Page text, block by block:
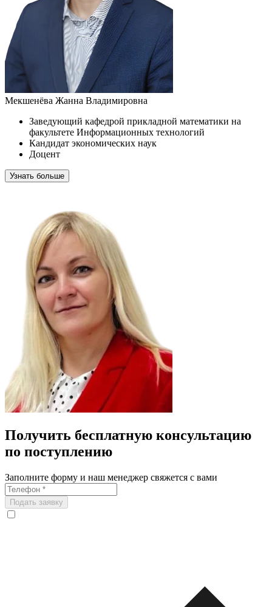
Мекшенёва Жанна Владимировна
Заведующий кафедрой прикладной математики на
факультете Информационных технологий
Кандидат экономических наук
Доцент
Узнать больше
Получить бесплатную консультацию
по поступлению
Заполните форму и наш менеджер свяжется с вами
Подать заявку